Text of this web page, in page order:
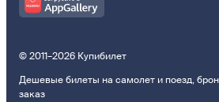
© 2011–2026 Купибилет
Дешевые билеты на самолет и поезд,
заказ